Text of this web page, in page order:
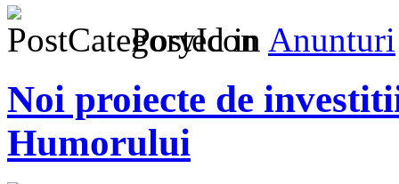
Posted in Anunturi
Noi proiecte de
Humorului